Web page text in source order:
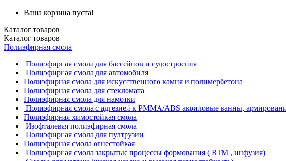
Ваша корзина пуста!
Каталог товаров
Каталог товаров
Полиэфирная смола
Полиэфирная смола для бассейнов и судостроения
Полиэфирная смола для автомобиля
Полиэфирная смола для искусственного камня и полимербетона
Полиэфирная смола для стекломата
Полиэфирная смола для намотки
Полиэфирная смола с адгезией к РММА/АВS акриловые ванны,
Полиэфирная химостойкая смола
Изофталевая полиэфирная смола
Полиэфирная смола для пултрузии
Полиэфирная смола огнестойкая
Полиэфирная смола закрытые процессы формования ( RTM , инфузия)